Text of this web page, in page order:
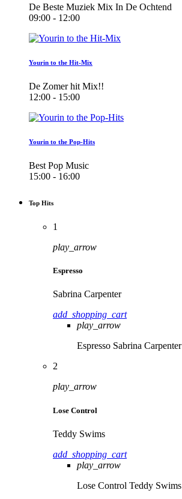
De Beste Muziek Mix In De Ochtend
09:00 - 12:00
Yourin to the Hit-Mix
De Zomer hit Mix!!
12:00 - 15:00
Yourin to the Pop-Hits
Best Pop Music
15:00 - 16:00
Top Hits
1
play_arrow
Espresso
Sabrina Carpenter
add_shopping_cart
play_arrow
Espresso Sabrina Carpenter
2
play_arrow
Lose Control
Teddy Swims
add_shopping_cart
play_arrow
Lose Control Teddy Swims